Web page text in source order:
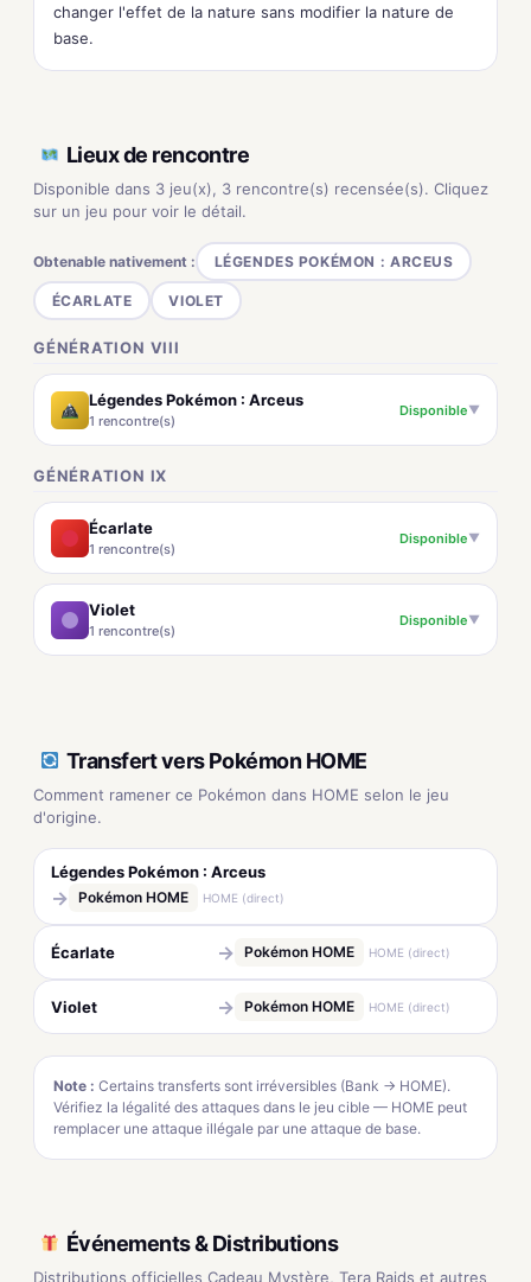
changer l'effet de la nature sans modifier la nature de
base.
Lieux de rencontre
Disponible dans 3 jeu(x), 3 rencontre(s) recensée(s). Cliquez
sur un jeu pour voir le détail.
Obtenable nativement : LÉGENDES POKÉMON : ARCEUS
ÉCARLATE VIOLET
GÉNÉRATION VIII
Légendes Pokémon : Arceus
1 rencontre(s)
Disponible▼
GÉNÉRATION IX
Écarlate
1 rencontre(s)
Disponible▼
Violet
1 rencontre(s)
Disponible▼
Transfert vers Pokémon HOME
Comment ramener ce Pokémon dans HOME selon le jeu
d'origine.
Légendes Pokémon : Arceus
→ Pokémon HOME HOME (direct)
Écarlate → Pokémon HOME HOME (direct)
Violet → Pokémon HOME HOME (direct)
Note : Certains transferts sont irréversibles (Bank → HOME).
Vérifiez la légalité des attaques dans le jeu cible — HOME peut
remplacer une attaque illégale par une attaque de base.
Événements & Distributions
Distributions officielles Cadeau Mystère, Tera Raids et autres